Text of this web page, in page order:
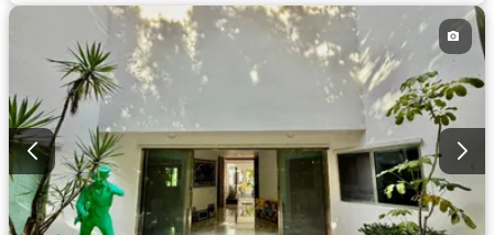
Recámara con closet
Seguridad
Televisión por cable
Wifi
Zonas verdes
Permite mascotas
Permite niños
Completamente amueblado